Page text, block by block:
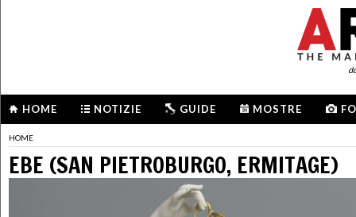
HOME NOTIZIE GUIDE MOSTRE
HOME
EBE (SAN PIETROBURGO, ERMITAGE)